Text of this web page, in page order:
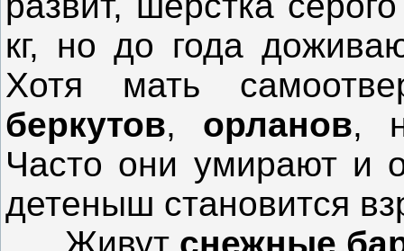
кг, но до года
Хотя мать
беркутов, орланов,
Часто они умирают и
детеныш становится
Живут снежные